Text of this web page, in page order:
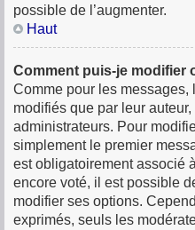
possible de l’augmenter.
Haut
Comment puis-je modifier
Comme pour les
modifiés que par leur
administrateurs. Pour
simplement le premier
est obligatoirement associé
encore voté, il est possible
modifier ses options.
exprimés, seuls les